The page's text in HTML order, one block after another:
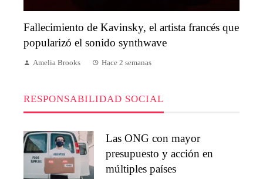
Fallecimiento de Kavinsky, el artista francés que
popularizó el sonido synthwave
Amelia Brooks Hace 2 semanas
RESPONSABILIDAD SOCIAL
Las ONG con mayor
presupuesto y acción en
múltiples países